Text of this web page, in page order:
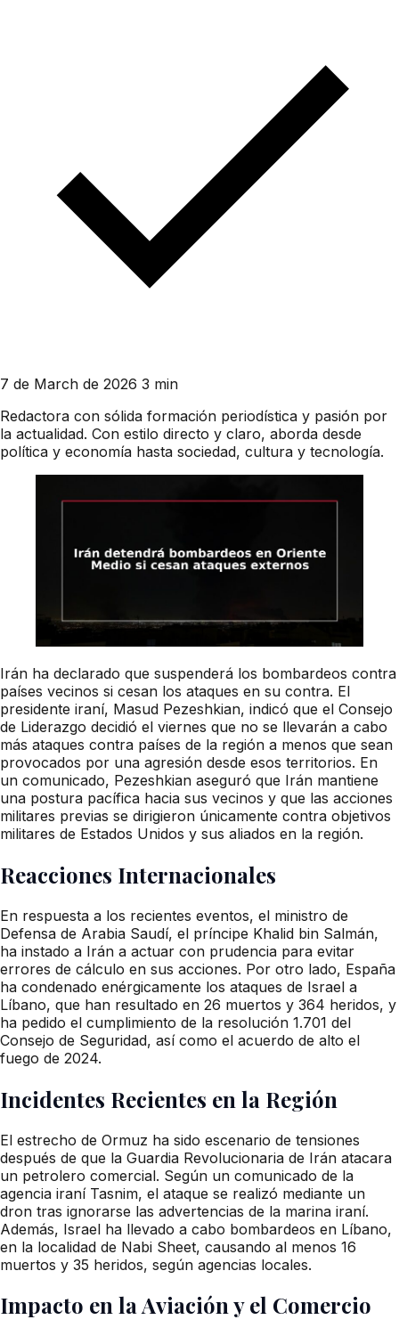
7 de March de 2026 3 min
Redactora con sólida formación periodística y pasión por
la actualidad. Con estilo directo y claro, aborda desde
política y economía hasta sociedad, cultura y tecnología.
Irán ha declarado que suspenderá los bombardeos contra
países vecinos si cesan los ataques en su contra. El
presidente iraní, Masud Pezeshkian, indicó que el Consejo
de Liderazgo decidió el viernes que no se llevarán a cabo
más ataques contra países de la región a menos que sean
provocados por una agresión desde esos territorios. En
un comunicado, Pezeshkian aseguró que Irán mantiene
una postura pacífica hacia sus vecinos y que las acciones
militares previas se dirigieron únicamente contra objetivos
militares de Estados Unidos y sus aliados en la región.
Reacciones Internacionales
En respuesta a los recientes eventos, el ministro de
Defensa de Arabia Saudí, el príncipe Khalid bin Salmán,
ha instado a Irán a actuar con prudencia para evitar
errores de cálculo en sus acciones. Por otro lado, España
ha condenado enérgicamente los ataques de Israel a
Líbano, que han resultado en 26 muertos y 364 heridos, y
ha pedido el cumplimiento de la resolución 1.701 del
Consejo de Seguridad, así como el acuerdo de alto el
fuego de 2024.
Incidentes Recientes en la Región
El estrecho de Ormuz ha sido escenario de tensiones
después de que la Guardia Revolucionaria de Irán atacara
un petrolero comercial. Según un comunicado de la
agencia iraní Tasnim, el ataque se realizó mediante un
dron tras ignorarse las advertencias de la marina iraní.
Además, Israel ha llevado a cabo bombardeos en Líbano,
en la localidad de Nabi Sheet, causando al menos 16
muertos y 35 heridos, según agencias locales.
Impacto en la Aviación y el Comercio